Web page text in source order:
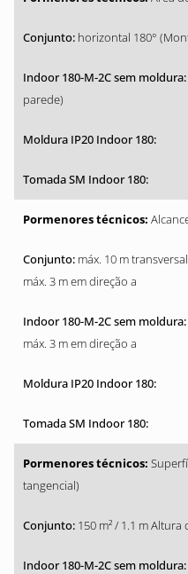
horizontal 180°
parede)
máx. 10 m transversal
máx. 3 m em direção a
máx. 3 m em direção a
tangencial)
150 m² / 1.1 m